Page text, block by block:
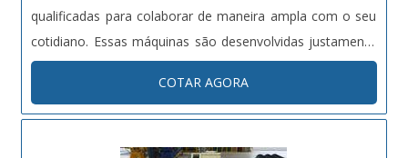
qualificadas para colaborar de maneira ampla com o seu
cotidiano. Essas máquinas são desenvolvidas justamente
com essa função de proporcionar, além de auxílio aos
operários, maior dinamismo, agilidade e, portanto, alta
produtividade a essas fábricas.....
COTAR AGORA